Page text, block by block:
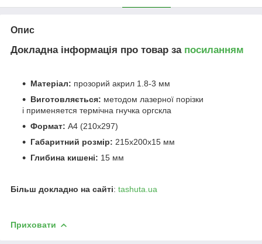
Опис
Докладна інформація про товар за посиланням
Матеріал: прозорий акрил 1.8-3 мм
Виготовляється: методом лазерної порізки
і применяется термічна гнучка оргскла
Формат: А4 (210х297)
Габаритний розмір: 215х200х15 мм
Глибина кишені: 15 мм
Більш докладно на сайті: tashuta.ua
Приховати